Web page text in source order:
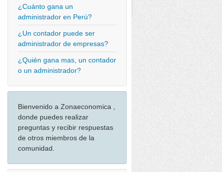
¿Cuánto gana un
administrador en Perú?
¿Un contador puede ser
administrador de empresas?
¿Quién gana mas, un contador
o un administrador?
Bienvenido a Zonaeconomica ,
donde puedes realizar
preguntas y recibir respuestas
de otros miembros de la
comunidad.